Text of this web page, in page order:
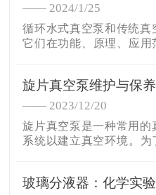
—— 2024/1/25
循环水式真空泵和传统真空
它们在功能、原理、
旋片真空泵维护与保养
—— 2023/12/20
旋片真空泵是一种常用的真
系统以建立真空环境。
更好地管理和保护您的设备
玻璃分液器：化学